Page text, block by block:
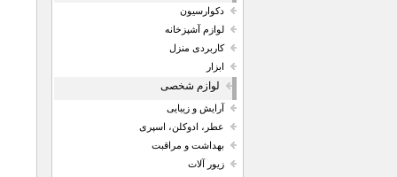
دکوارسیون
لوازم آشپزخانه
کاربردی منزل
ابزار
لوازم شخصی
آرایش و زیبایی
عطر، ادوکلن، اسپری
بهداشت و مراقبت
زیور آلات